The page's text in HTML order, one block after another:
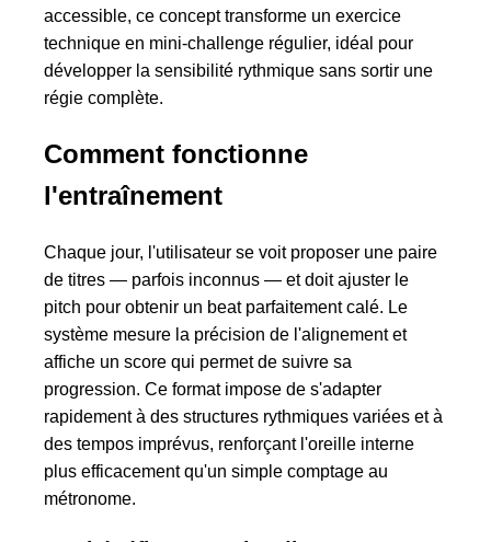
accessible, ce concept transforme un exercice
technique en mini-challenge régulier, idéal pour
développer la sensibilité rythmique sans sortir une
régie complète.
Comment fonctionne
l'entraînement
Chaque jour, l'utilisateur se voit proposer une paire
de titres — parfois inconnus — et doit ajuster le
pitch pour obtenir un beat parfaitement calé. Le
système mesure la précision de l'alignement et
affiche un score qui permet de suivre sa
progression. Ce format impose de s'adapter
rapidement à des structures rythmiques variées et à
des tempos imprévus, renforçant l'oreille interne
plus efficacement qu'un simple comptage au
métronome.